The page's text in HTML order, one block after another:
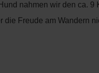
nahmen wir den ca.
Freude am Wandern